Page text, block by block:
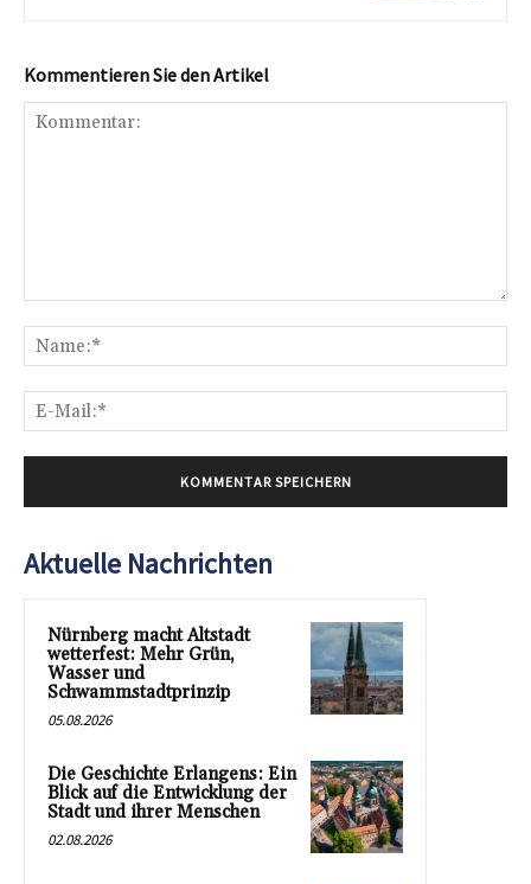
Kommentieren Sie den Artikel
Aktuelle Nachrichten
Nürnberg macht Altstadt
wetterfest: Mehr Grün,
Wasser und
Schwammstadtprinzip
05.08.2026
Die Geschichte Erlangens: Ein
Blick auf die Entwicklung der
Stadt und ihrer Menschen
02.08.2026